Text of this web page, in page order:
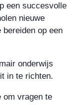
een succesvolle
nieuwe
op een
onderwijs
in te richten.
om vragen te